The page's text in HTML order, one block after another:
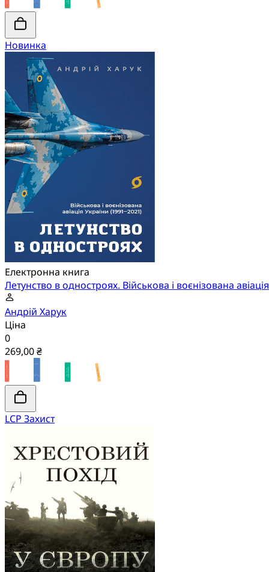
Новинка
Електронна книга
Летунство в одностроях. Військова і воєнізована
Андрій Харук
Ціна
0
269,00 ₴
LCP Захист